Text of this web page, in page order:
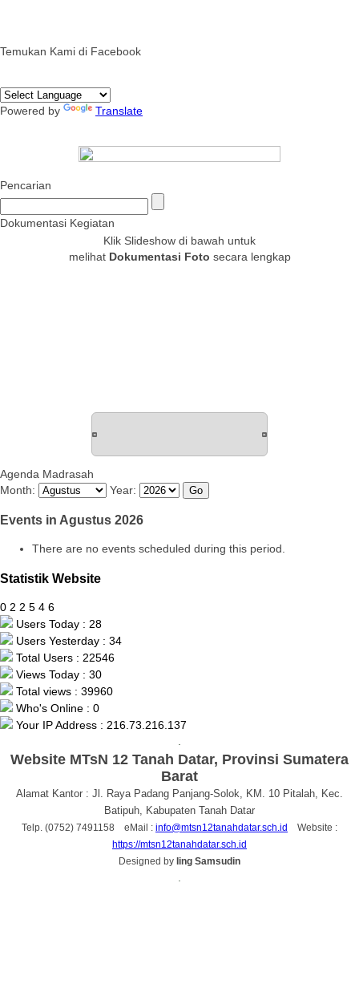
Temukan Kami di Facebook
Powered by Translate
Pencarian
Dokumentasi Kegiatan
Klik Slideshow di bawah untuk
melihat Dokumentasi Foto secara lengkap
Agenda Madrasah
Month:
Year:
Events in Agustus 2026
There are no events scheduled during this period.
Statistik Website
0 2 2 5 4 6
Users Today : 28
Users Yesterday : 34
Total Users : 22546
Views Today : 30
Total views : 39960
Who's Online : 0
Your IP Address : 216.73.216.137
Website MTsN 12 Tanah Datar, Provinsi Sumatera
Barat
Alamat Kantor : Jl. Raya Padang Panjang-Solok, KM. 10 Pitalah, Kec.
Batipuh, Kabupaten Tanah Datar
Telp. (0752) 7491158 eMail : info@mtsn12tanahdatar.sch.id
Website :
https://mtsn12tanahdatar.sch.id
Designed by Iing Samsudin